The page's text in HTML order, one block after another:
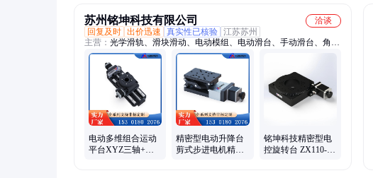
苏州铭坤科技有限公司
洽谈
回复及时 出价迅速 真实性已核验 江苏苏州
主营： 光学滑轨、滑块滑动、电动模组、电动滑台、手动滑台、角度
调整台、电动旋转台、二维平移台、手动弧形台、运动控制器、手动
弧度台、电动角位台、电动平移台、整体旋转台、手动角位台、电动
升降台、手动平移台、光纤耦合、可调光阑、光学滑块、光纤调整、
齿轮结构、可非标定制、光学平板可、回传减速机
电动多维组合运动
平台XYZ三轴+旋
精密型电动升降台
剪式步进电机精密
铭坤科技精密型电
控旋转台 ZX110-